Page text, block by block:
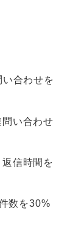
合わせを
い合わせ
信時間を
数を30%